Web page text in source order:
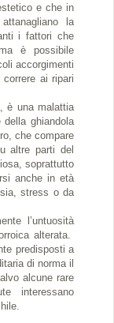
e che in
la
i fattori che
è possibile
accorgimenti
ai ripari
è una malattia
della ghiandola
che compare
altre parti del
soprattutto
anche in età
stress o da
l’untuosità
alterata.
predisposti a
di norma il
alcune rare
interessano